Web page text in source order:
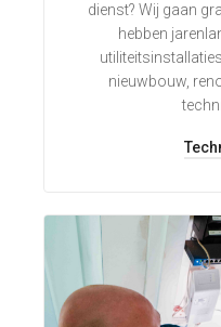
dienst? Wij gaan
hebben
nieuwbouw,